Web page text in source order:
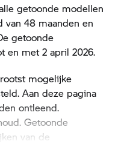
getoonde modellen
48 maanden en
getoonde
en met 2 april 2026.
mogelijke
Aan deze pagina
ontleend.
Getoonde
van de